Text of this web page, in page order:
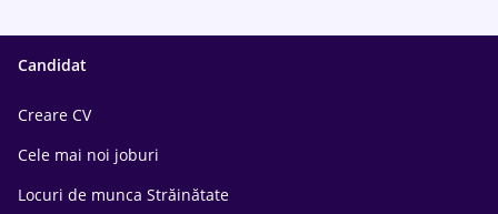
Candidat
Creare CV
Cele mai noi joburi
Locuri de munca Străinătate